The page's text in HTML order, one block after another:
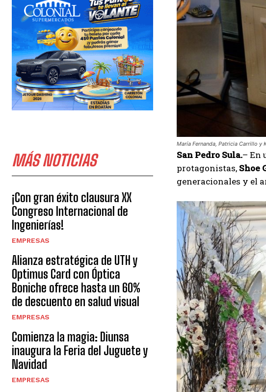
MÁS NOTICIAS
¡Con gran éxito clausura XX
Congreso Internacional de
Ingenierías!
EMPRESAS
Alianza estratégica de UTH y
Optimus Card con Óptica
Boniche ofrece hasta un 60%
de descuento en salud visual
EMPRESAS
Comienza la magia: Diunsa
inaugura la Feria del Juguete y
Navidad
EMPRESAS
María Fernanda, Patricia Carrillo
San Pedro Sula.– En
protagonistas, Shoe
generacionales y el